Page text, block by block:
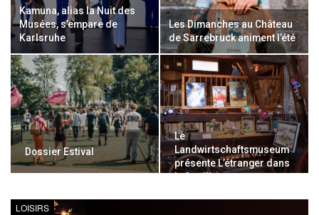
Kamuna, alias la Nuit des
Musées, s’empare de
Karlsruhe
Les Dimanches au Château
de Sarrebruck animent l’été
Dossier Estival
Le
Landwirtschaftsmuseum
présente L’étranger dans
le familier
LOISIRS